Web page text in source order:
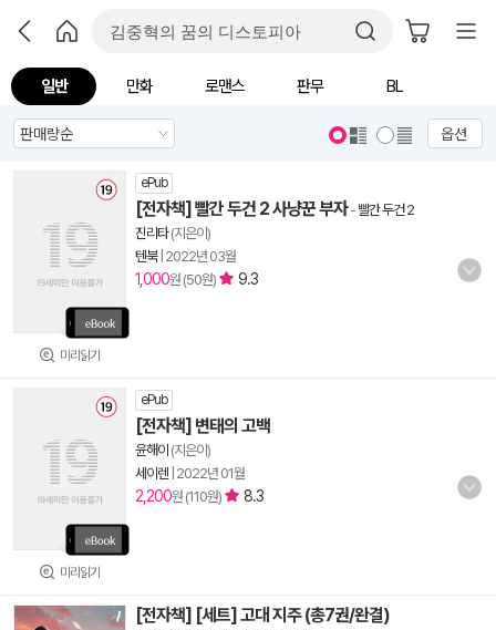
일반 만화 로맨스 판무 BL
옵션
미리읽기
ePub
[전자책] 빨간 두건 2 사냥꾼 부자- 빨간 두건 2
진리타(지은이)
텐북| 2022년 03월
1,000원 (50원) 9.3
미리읽기
ePub
[전자책] 변태의 고백
윤해이 (지은이)
세이렌 2022년 01월
2,200원 (110원) 8.3
[전자책] [세트] 고대 지주 (총7권/완결)